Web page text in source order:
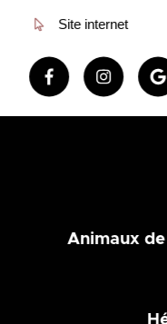
Site internet
Animaux